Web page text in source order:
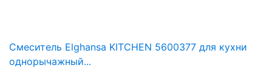
Смеситель Elghansa KITCHEN 5600377 для кухни
однорычажный...